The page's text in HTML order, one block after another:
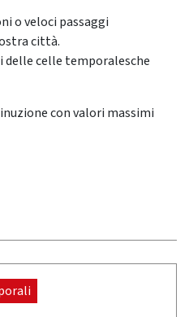
o veloci passaggi
città.
delle celle temporalesche
con valori massimi